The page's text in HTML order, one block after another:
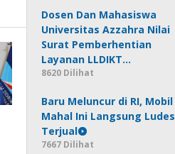
Dosen Dan Mahasiswa
Universitas Azzahra Nilai
Surat Pemberhentian
Layanan LLDIKT…
8620 Dilihat
Baru Meluncur di RI, Mobil
Mahal Ini Langsung Ludes
Terjual
7667 Dilihat